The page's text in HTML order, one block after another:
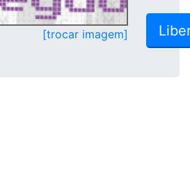
[trocar imagem]